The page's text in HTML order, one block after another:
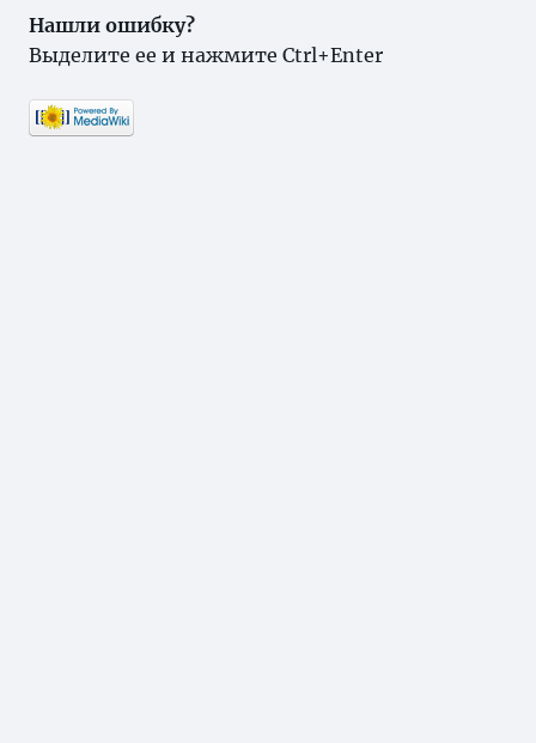
Нашли ошибку?
Выделите ее и нажмите Ctrl+Enter